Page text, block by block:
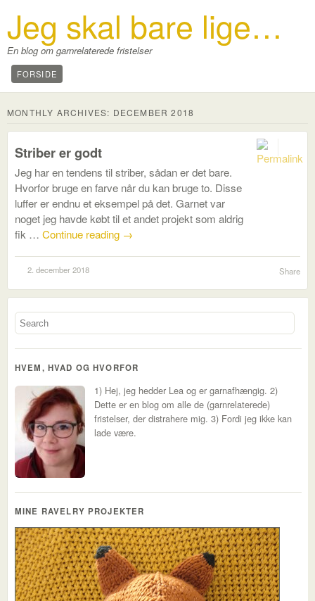
Jeg skal bare lige…
En blog om garnrelaterede fristelser
FORSIDE
MONTHLY ARCHIVES: DECEMBER 2018
Striber er godt
Jeg har en tendens til striber, sådan er det bare.
Hvorfor bruge en farve når du kan bruge to. Disse
luffer er endnu et eksempel på det. Garnet var
noget jeg havde købt til et andet projekt som aldrig
fik … Continue reading →
Share
2. december 2018
HVEM, HVAD OG HVORFOR
1) Hej, jeg hedder Lea og er garnafhængig. 2)
Dette er en blog om alle de (garnrelaterede)
fristelser, der distrahere mig. 3) Fordi jeg ikke kan
lade være.
MINE RAVELRY PROJEKTER